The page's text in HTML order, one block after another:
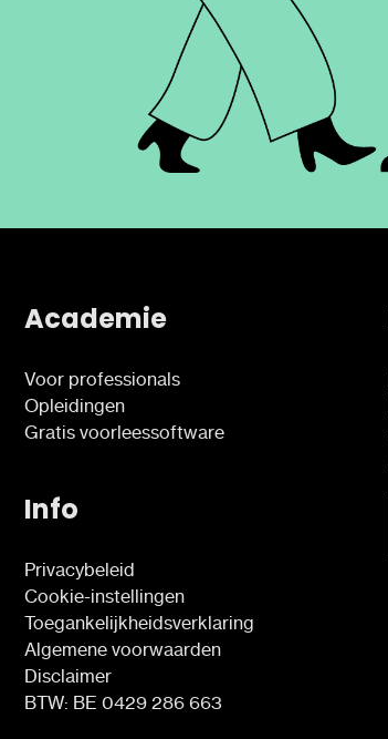
Academie
Voor professionals
Opleidingen
Gratis voorleessoftware
Info
Privacybeleid
Cookie-instellingen
Toegankelijkheidsverklaring
Algemene voorwaarden
Disclaimer
BTW: BE 0429 286 663